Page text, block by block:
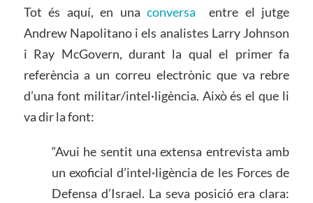
Tot és aquí, en unaconversa entre el jutge
Andrew Napolitano i els analistes Larry Johnson
i Ray McGovern, durant la qual el primer fa
referència a un correu electrònic que va rebre
d’una font militar/intel·ligència. Això és el que li
va dir la font:
“Avui he sentit una extensa entrevista amb
un exoficial d’intel·ligència de les Forces de
Defensa d’Israel. La seva posició era clara: